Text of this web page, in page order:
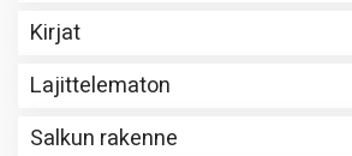
Kirjat
Lajittelematon
Salkun rakenne